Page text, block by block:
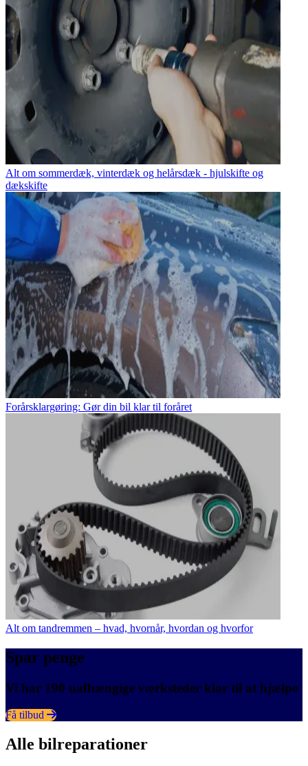
Alt om sommerdæk, vinterdæk og helårsdæk - hjulskifte og
dækskifte
Forårsklargøring: Gør din bil klar til foråret
Alt om tandremmen – hvad, hvornår, hvordan og hvorfor
Spar penge
Vi har 190 uafhængige værksteder klar til at hjælpe
Få tilbud
Alle bilreparationer